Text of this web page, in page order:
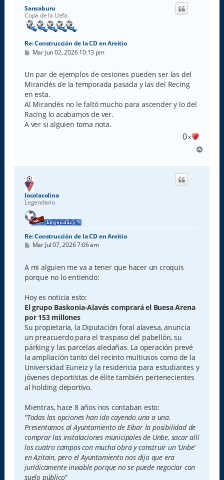
Sansaburu
Copa de la Uefa
Re: Construcción de la CD en Areitio
M
s
a
j
e
Mar Jun 02, 2026 10:13 pm
Un par de ejemplos de cesiones pueden ser las del
Mirandés de la temporada pasada y las del Recing
en esta.
Al Mirandés no le faltó mucho para ascender y lo del
Racing lo acabamos de ver.
A ver si alguien toma nota.
0x
r
locolacolina
Legendario
Re: Construcción de la CD en Areitio
M
s
a
j
Mar Jul 07, 2026 7:06 am
A mi alguien me va a tener que hacer un croquis
porque no lo entiendo:
Hoy es noticia esto:
El grupo Baskonia-Alavés comprará el Buesa Arena
por 153 millones
Su propietaria, la Diputación foral alavesa, anuncia
un preacuerdo para el traspaso del pabellón, su
párking y las parcelas aledañas. La operación prevé
la ampliación tanto del recinto multiusos como de la
Universidad Euneiz y la residencia para estudiantes y
jóvenes deportistas de élite también pertenecientes
al holding deportivo.
Mientras, hace 8 años nos contaban esto:
“Todas las opciones han ido cayendo una a una.
Presentamos al Ayuntamiento de Eibar la posibilidad de
comprar las instalaciones municipales de Unbe, sacar allí
los cuatro campos con mucha obra y construir un ‘Unbe’
en Azitain, pero el Ayuntamiento nos dijo que era
jurídicamente inviable porque no se puede negociar con
suelo público”